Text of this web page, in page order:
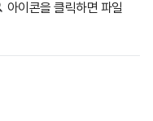
아이콘을 클릭하면 파일